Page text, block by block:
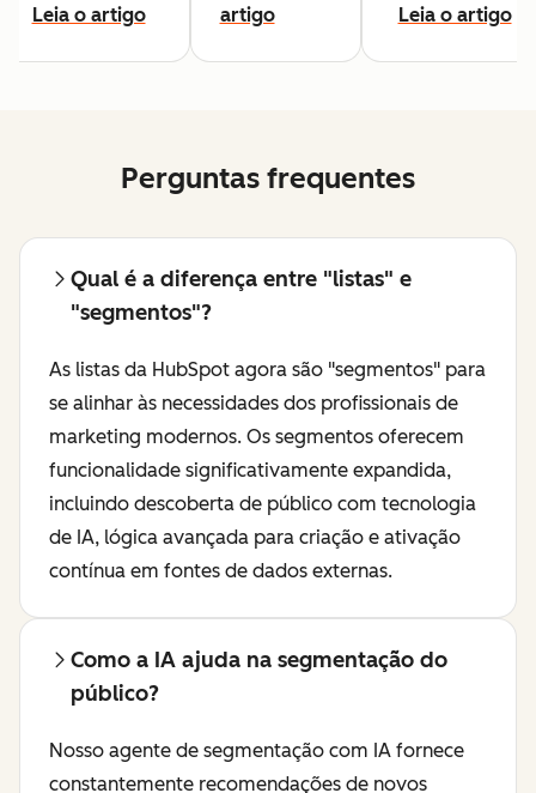
Leia o artigo
artigo
Leia o artigo
Perguntas frequentes
Qual é a diferença entre "listas" e
"segmentos"?
As listas da HubSpot agora são "segmentos" para
se alinhar às necessidades dos profissionais de
marketing modernos. Os segmentos oferecem
funcionalidade significativamente expandida,
incluindo descoberta de público com tecnologia
de IA, lógica avançada para criação e ativação
contínua em fontes de dados externas.
Como a IA ajuda na segmentação do
público?
Nosso agente de segmentação com IA fornece
constantemente recomendações de novos